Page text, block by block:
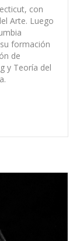
con
Arte. Luego
formación
de
y Teoría del